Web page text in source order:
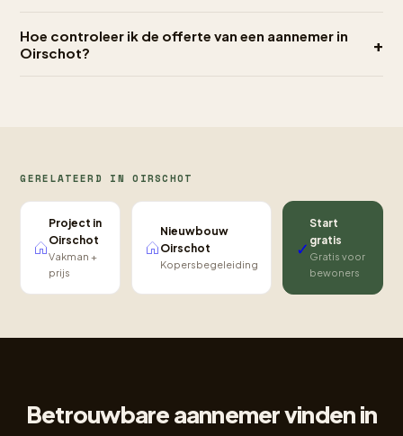
Hoe controleer ik de offerte van een aannemer in
Oirschot?
+
GERELATEERD IN OIRSCHOT
Project in
Oirschot
Vakman +
prijs
Nieuwbouw
Oirschot
Kopersbegeleiding
✓
Start
gratis
Gratis voor
bewoners
Betrouwbare aannemer vinden in